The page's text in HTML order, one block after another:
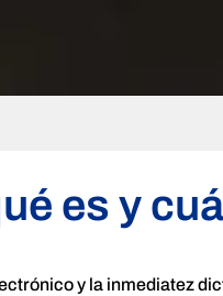
es y
y la inmediatez